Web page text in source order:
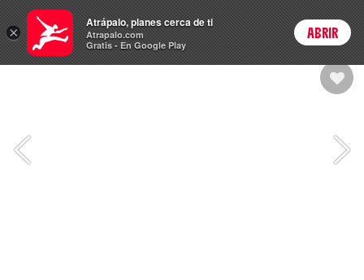
Hoteles Login
×
Atrápalo, planes cerca de ti
Atrapalo.com
Gratis - En Google Play
ABRIR